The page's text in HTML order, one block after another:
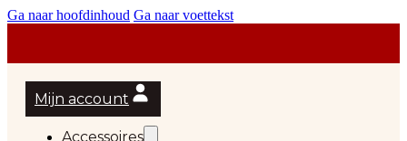
Ga naar hoofdinhoud Ga naar voettekst
Mijn account
Accessoires